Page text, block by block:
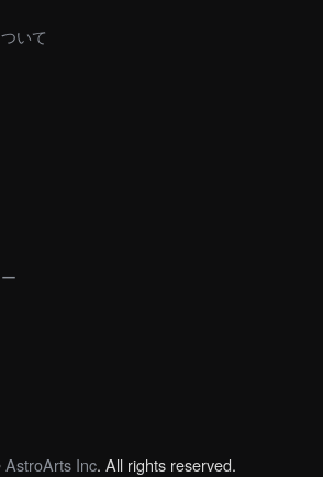
いて
AstroArts Inc. All rights reserved.